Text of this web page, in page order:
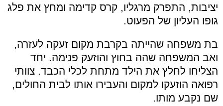
יציבות, התפרק מרגליו, קרס קדימה ומחץ את פלג
גופו העליון של הפעוט.
בת משפחה שהייתה בקרבת מקום זעקה לעזרה,
ואב המשפחה שהה בחוץ והוזעק פנימה. יחד
הצליחו לחלץ את הילד מתחת לכלי הכבד. צוותי
רפואה הוזעקו למקום והעבירו אותו לבית החולים,
שם נקבע מותו.